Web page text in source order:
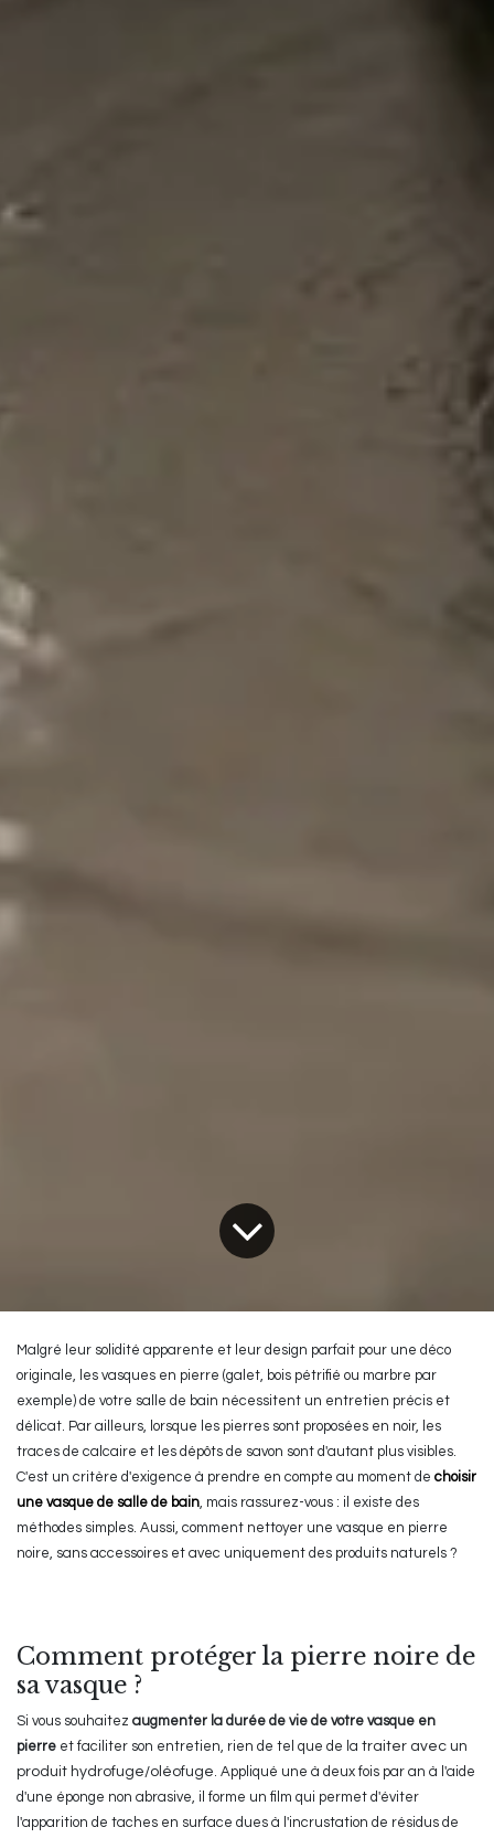
Malgré leur solidité apparente et leur design parfait pour une déco
originale, les vasques en pierre (galet, bois pétrifié ou marbre par
exemple) de votre salle de bain nécessitent un entretien précis et
délicat. Par ailleurs, lorsque les pierres sont proposées en noir, les
traces de calcaire et les dépôts de savon sont d'autant plus visibles.
C'est un critère d'exigence à prendre en compte au moment de choisir
une vasque de salle de bain, mais rassurez-vous : il existe des
méthodes simples. Aussi, comment nettoyer une vasque en pierre
noire, sans accessoires et avec uniquement des produits naturels ?
Comment protéger la pierre noire de
sa vasque ?
Si vous souhaitez augmenter la durée de vie de votre vasque en
pierre et faciliter son entretien, rien de tel que de la traiter avec un
produit hydrofuge/oléofuge. Appliqué une à deux fois par an à l'aide
d'une éponge non abrasive, il forme un film qui permet d'éviter
l'apparition de taches en surface dues à l'incrustation de résidus de